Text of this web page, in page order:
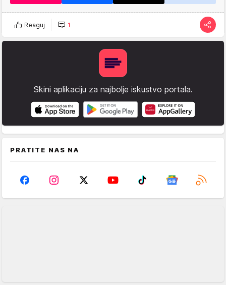
Reaguj 1
Skini aplikaciju za najbolje iskustvo portala.
PRATITE NAS NA